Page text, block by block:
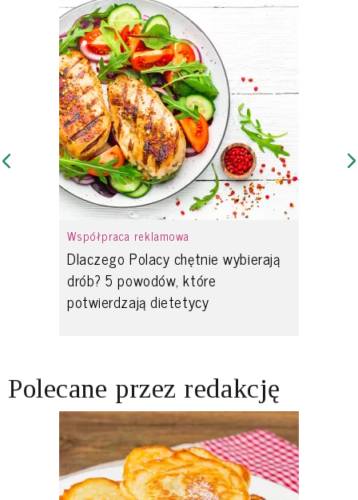
Współpraca reklamowa
Dlaczego Polacy chętnie wybierają
drób? 5 powodów, które
potwierdzają dietetycy
Polecane przez redakcję